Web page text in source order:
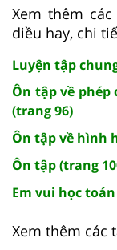
Xem thêm
diều hay, chi
Luyện tập
Ôn tập về
(trang 96)
Ôn tập về hình
Ôn tập (trang
Em vui học
Xem thêm các